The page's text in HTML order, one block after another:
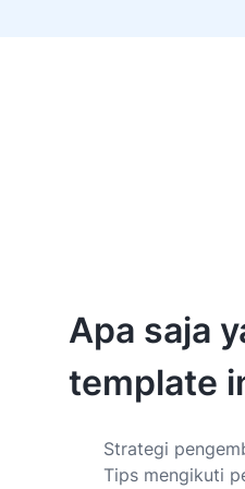
Apa saja
template
Strategi
Tips mengikuti